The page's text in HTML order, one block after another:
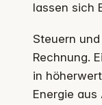
lassen sich
Steuern
Rechnung.
in
Energie